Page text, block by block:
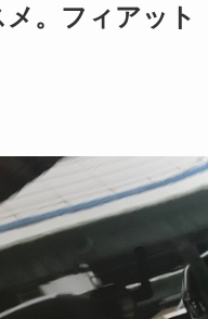
メ。フィアッ